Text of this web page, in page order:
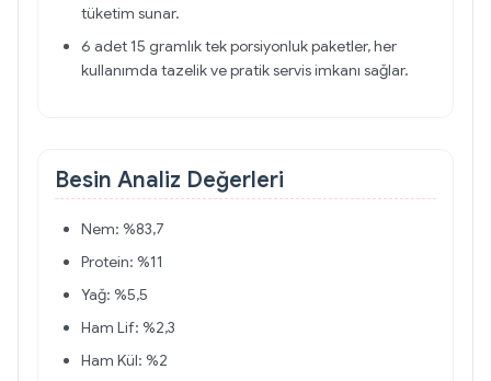
tüketim sunar.
6 adet 15 gramlık tek porsiyonluk paketler, her
kullanımda tazelik ve pratik servis imkanı sağlar.
Besin Analiz Değerleri
Nem: %83,7
Protein: %11
Yağ: %5,5
Ham Lif: %2,3
Ham Kül: %2